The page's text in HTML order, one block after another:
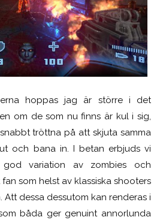
hoppas jag är större i det
om de som nu finns är kul i sig,
tröttna på att skjuta samma
och bana in. I betan erbjuds vi
variation av zombies och
som helst av klassiska shooters
dessa dessutom kan renderas i
båda ger genuint annorlunda